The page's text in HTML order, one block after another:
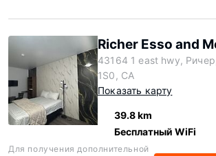
Richer Esso and
43164 1 east hwy,
1S0, CA
Показать карту
39.8 km
Бесплатный WiFi
Для получения дополнительной